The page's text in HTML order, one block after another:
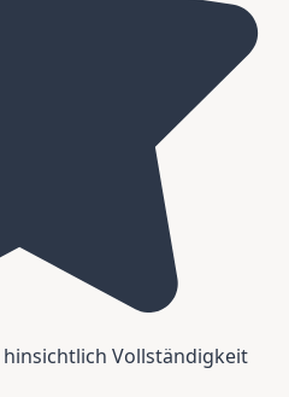
Vollständigkeit